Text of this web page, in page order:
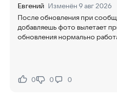
Как поделиться мнением с
Принимайте участие в
улучшению качества работы и
предлагайте варианты по
органов власти, ЖКХ и не только
регионе
Евгений Изменён 9 авг 2026
После обновления при
добавляешь фото вылетает
обновления нормально
Нравится:
0Не нравится:
0 0